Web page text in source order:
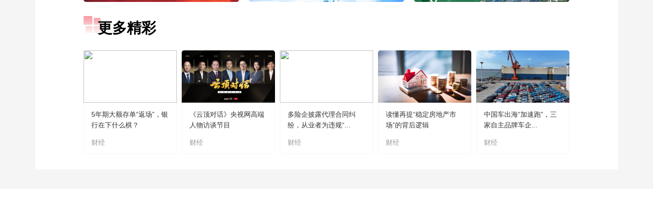
更多精彩
5年期大额存单“返场”，银
行在下什么棋？
财经
《云顶对话》央视网高端
人物访谈节目
财经
多险企披露代理合同纠
纷，从业者为违规“...
财经
读懂再提“稳定房地产市
场”的背后逻辑
财经
中国车出海“加速跑”，三
家自主品牌车企...
财经